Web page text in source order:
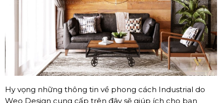
Hy vọng những thông tin về phong cách Industrial do
Weo Design cung cấp trên đây sẽ giúp ích cho bạn